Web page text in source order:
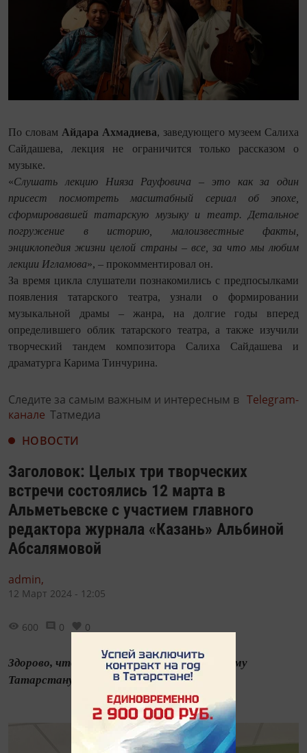
По словам Айдара Ахмадиева, заведующего музеем Салиха
Сайдашева, лекция не ограничится только рассказом о
музыке.
«Слушать лекцию Нияза Рауфовича – это как за один
присест посмотреть масштабный сериал об эпохе,
сформировавшей татарскую музыку и театр. Детальное
погружение в историю, малоизвестные факты,
энциклопедия жизни целой страны – все, за что мы любим
лекции Игламова», – прокомментировал он.
За время цикла слушатели познакомились с предпосылками
появления татарского театра, узнали о формировании
музыкальной драмы – жанра, на долгие годы вперед
определившего облик татарского театра, а также изучили
творческий тандем композитора Салиха Сайдашева и
драматурга Карима Тинчурина.
Следите за самым важным и интересным в Telegram-
канале Татмедиа
НОВОСТИ
Заголовок: Целых три творческих
встречи состоялись 12 марта в
Альметьевске с участием главного
редактора журнала «Казань» Альбиной
Абсалямовой
admin,
12 Март 2024 - 12:05
600 0 0
Здорово, что у нас так много друзей по всему
Татарстану (и за его пределами!)